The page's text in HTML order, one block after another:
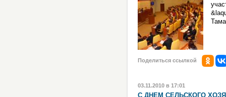
Поделиться ссылкой
03.11.2010 в 17:01
С ДНЕМ СЕЛЬСКОГО